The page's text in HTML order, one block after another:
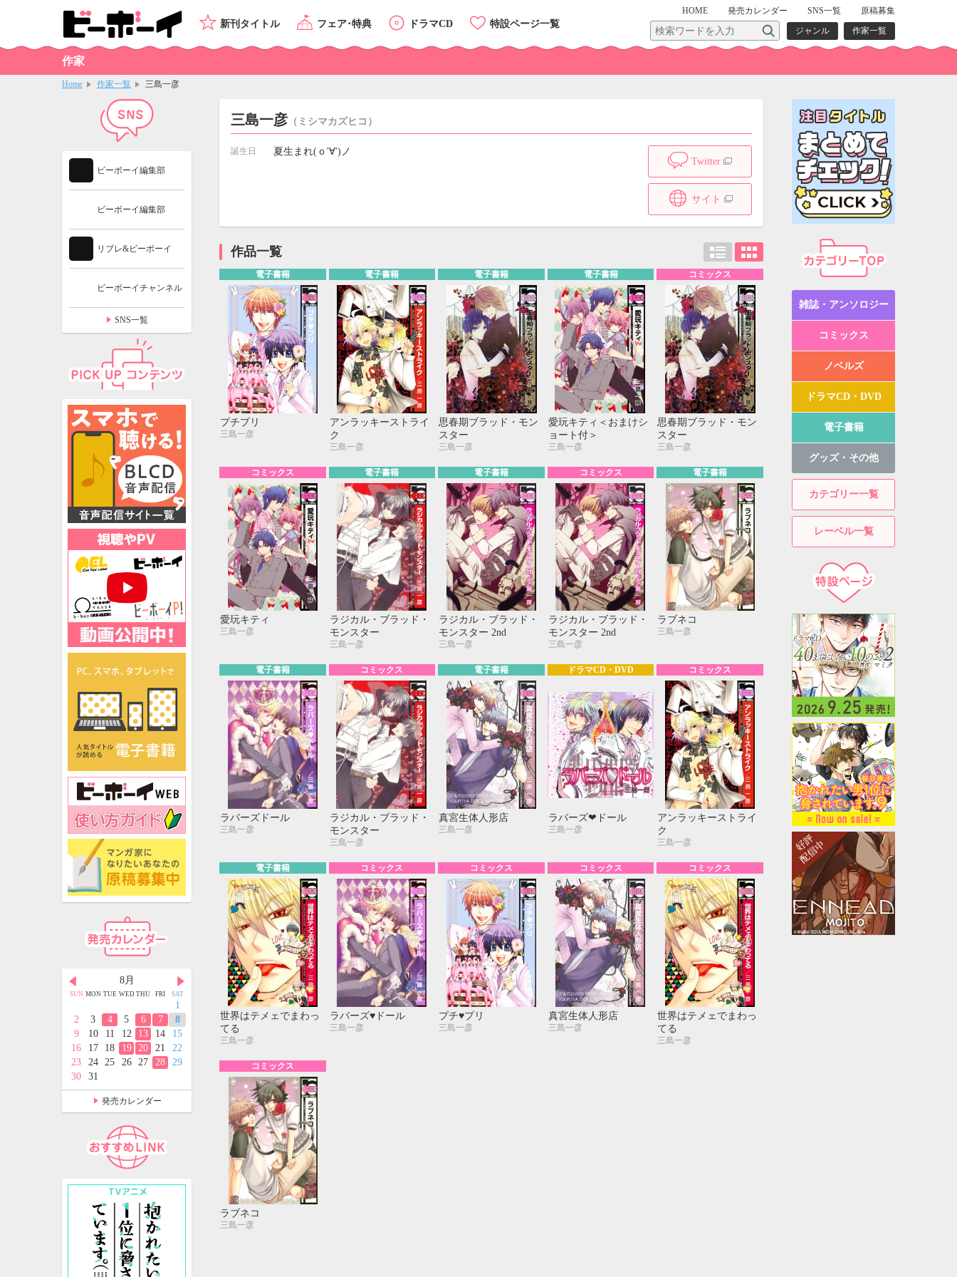
HOME 発売カレンダー SNS一覧
原稿募集
ジャンル
作家一覧
新刊タイトル フェア･特典 ドラマCD 特設ページ一覧
作家
Home 作家一覧 三島一彦
三島一彦 （ミシマカズヒコ）
誕生日
夏生まれ(ｏ'∀')ノ
Twitter
サイト
作品一覧
電子書籍
プチプリ
三島一彦
電子書籍
アンラッキーストライ
ク
三島一彦
電子書籍
思春期ブラッド・モン
スター
三島一彦
電子書籍
愛玩キティ＜おまけシ
ョート付＞
三島一彦
コミックス
思春期ブラッド・モン
スター
三島一彦
コミックス
愛玩キティ
三島一彦
電子書籍
ラジカル・ブラッド・
モンスター
三島一彦
電子書籍
ラジカル・ブラッド・
モンスター 2nd
三島一彦
コミックス
ラジカル・ブラッド・
モンスター 2nd
三島一彦
電子書籍
ラブネコ
三島一彦
電子書籍
ラバーズドール
三島一彦
コミックス
ラジカル・ブラッド・
モンスター
三島一彦
電子書籍
真宮生体人形店
三島一彦
ドラマCD・DVD
ラバーズ❤ドール
三島一彦
コミックス
アンラッキーストライ
ク
三島一彦
電子書籍
世界はテメェでまわっ
てる
三島一彦
コミックス
ラバーズ♥ドール
三島一彦
コミックス
プチ♥プリ
三島一彦
コミックス
真宮生体人形店
三島一彦
コミックス
世界はテメェでまわっ
てる
三島一彦
コミックス
ラブネコ
三島一彦
雑誌・アンソロジー
コミックス
ノベルズ
ドラマCD・DVD
電子書籍
グッズ・その他
カテゴリー一覧
レーベル一覧
特設ページ
ビーボーイ編集部
ビーボーイ編集部
リブレ&ビーボーイ
ビーボーイチャンネル
SNS一覧
8月
SUN MON TUE WED THU FRI SAT
1
2
3 4 5 6 7
8
9
10 11 12 13 14
15
16
17 18 19 20 21
22
23
24 25 26 27 28
29
30
31
9月
MON TUE WED THU FRI SAT
1 2 3 4
5
7 8 9 10 11
12
14 15
28 29 30
10月
TUE WED THU FRI
1 2
4
5 6 7 8
10
11
12
17
発売カレンダー